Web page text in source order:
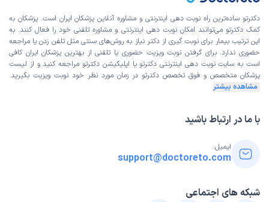
دکترتو ساده‌ترین راه نوبت‌ دهی اینترنتی و مشاوره آنلاین پزشکان ایران است. پزشکان به
کمک دکترتو می‌توانند امکان نوبت دهی اینترنتی و مشاوره تلفنی خود را فعال کنند. به
این ترتیب بیمار برای نوبت گیری از دکتر نیاز به روش‌های سنتی مثل تلفن زدن یا مراجعه
حضوری ندارد. برای گرفتن نوبت ویزیت حضوری یا تلفنی از بهترین پزشکان ایران کافی
است به سایت نوبت دهی اینترنتی دکترتو یا اپلیکیشن دکترتو مراجعه کنید و از لیست
پزشکان متخصص و فوق تخصص دکترتو در زمان مورد نظر خود نوبت ویزیت بگیرید.
مشاهده بیشتر
با ما در ارتباط باشید
ایمیل:
support@doctoreto.com
شبکه های اجتماعی